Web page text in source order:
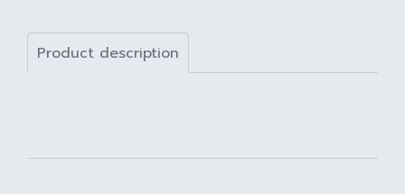
Product description